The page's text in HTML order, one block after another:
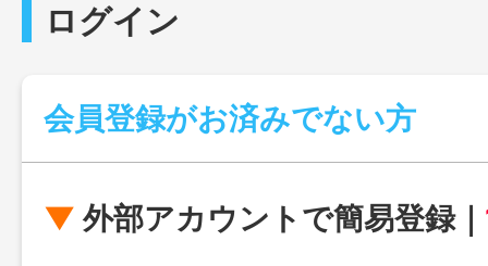
ログイン
会員登録がお済みでない方
外部アカウントで簡易登録｜